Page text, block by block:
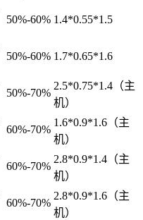
50%-60% 1.4*0.55*1.5
50%-60% 1.7*0.65*1.6
50%-70%
2.5*0.75*1.4（主
机）
60%-70%
1.6*0.9*1.6（主
机）
60%-70%
2.8*0.9*1.4（主
机）
60%-70%
2.8*0.9*1.6（主
机）